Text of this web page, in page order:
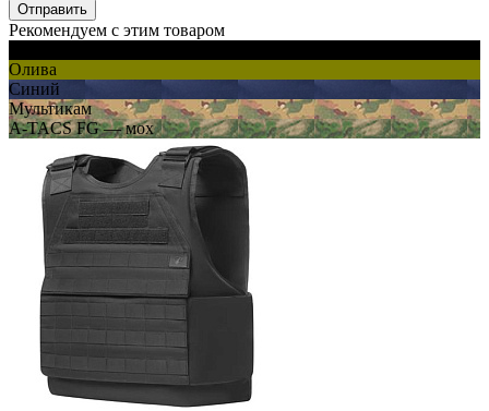
Отправить
Рекомендуем с этим товаром
Олива
Синий
Мультикам
A-TACS FG — мох